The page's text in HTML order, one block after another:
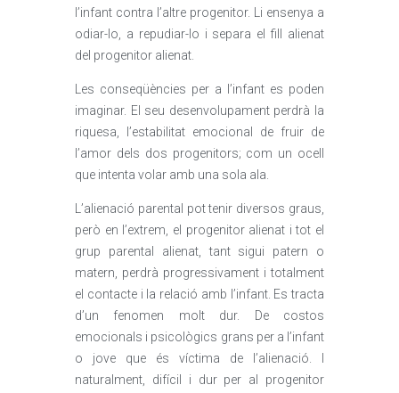
l’infant contra l’altre progenitor. Li ensenya a
odiar-lo, a repudiar-lo i separa el fill alienat
del progenitor alienat.
Les conseqüències per a l’infant es poden
imaginar. El seu desenvolupament perdrà la
riquesa, l’estabilitat emocional de fruir de
l’amor dels dos progenitors; com un ocell
que intenta volar amb una sola ala.
L’alienació parental pot tenir diversos graus,
però en l’extrem, el progenitor alienat i tot el
grup parental alienat, tant sigui patern o
matern, perdrà progressivament i totalment
el contacte i la relació amb l’infant. Es tracta
d’un fenomen molt dur. De costos
emocionals i psicològics grans per a l’infant
o jove que és víctima de l’alienació. I
naturalment, difícil i dur per al progenitor